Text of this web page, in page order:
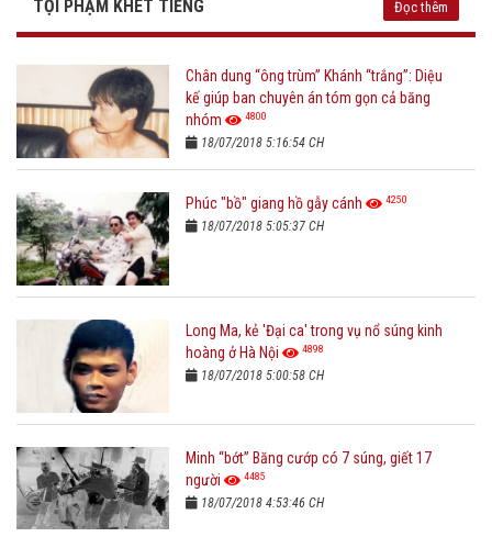
TỘI PHẠM KHÉT TIẾNG Đọc thêm
Chân dung “ông trùm” Khánh “trắng”: Diệu
kế giúp ban chuyên án tóm gọn cả băng
nhóm
4800
18/07/2018 5:16:54 CH
Phúc "bồ" giang hồ gẫy cánh 4250
18/07/2018 5:05:37 CH
Long Ma, kẻ 'Đại ca' trong vụ nổ súng kinh
hoàng ở Hà Nội
4898
18/07/2018 5:00:58 CH
Minh “bớt” Băng cướp có 7 súng, giết 17
người
4485
18/07/2018 4:53:46 CH